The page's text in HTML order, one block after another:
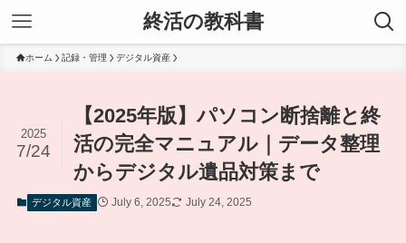
終活の教科書
ホーム 記録・管理 デジタル資産
【2025年版】パソコン断捨離と終
活の完全マニュアル｜データ整理
からデジタル遺品対策まで
2025
7/24
デジタル資産 July 6, 2025 July 24, 2025